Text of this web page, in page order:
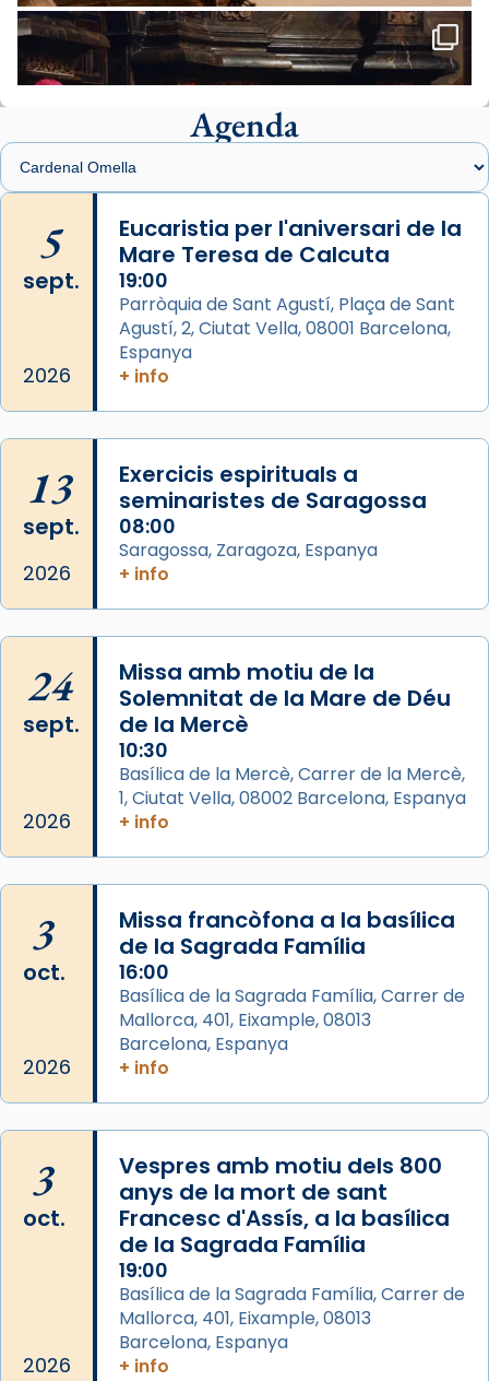
Santes de Mataró.
🔗tinyurl.com/cvu5jmbk
📸 J. Merino
de Barcelona.
2 weeks ago
Aquest dilluns, 27 de juliol, ha tingut lloc la
missa d’acció de gràcies en agraïment al
comitè organitzador de la visita apostòlica
del Sant Pare Lleó XIV a Barcelona, i als
L’arquebisbe de Barcelona, el cardenal Joan
Josep Omella, ha presidit la missa i l’ha
concelebrat el bisbe auxiliar de Barcelona,
Mons. David Abadías.
📸 Dr. G. Simón
Arquebisbat de Barcelona
2 weeks ago
Memòria de les santes Juliana i
Semproniana, verges i màrtirs.
Acompanyant la història de sant Cugat, a
partir de l’Edat Mitjana sorgeix la tradició
que les santes Juliana (“relatiu a Júlia”) i
Semproniana (“relatiu a Semprònia =
eterna”) són deixebles seves. I l’any 1667, el
frare Joan Gaspar Roig, afirma en una obra
que les santes són filles de l’antiga Iluro.
Mataró en reivindicarà les relíq
Foto
Agenda
5
sept.
2026
Eucaristia per l'aniversari de la
Mare Teresa de Calcuta
19:00
Parròquia de Sant Agustí, Plaça de Sant
Agustí, 2, Ciutat Vella, 08001 Barcelona,
Espanya
+ info
13
sept.
2026
Exercicis espirituals a
seminaristes de Saragossa
08:00
Saragossa, Zaragoza, Espanya
+ info
24
sept.
2026
Missa amb motiu de la
Solemnitat de la Mare de Déu
de la Mercè
10:30
Basílica de la Mercè, Carrer de la Mercè,
1, Ciutat Vella, 08002 Barcelona, Espanya
+ info
3
oct.
2026
Missa francòfona a la basílica
de la Sagrada Família
16:00
Basílica de la Sagrada Família, Carrer de
Mallorca, 401, Eixample, 08013
Barcelona, Espanya
+ info
3
oct.
2026
Vespres amb motiu dels 800
anys de la mort de sant
Francesc d'Assís, a la basílica
de la Sagrada Família
19:00
Basílica de la Sagrada Família, Carrer de
Mallorca, 401, Eixample, 08013
Barcelona, Espanya
+ info